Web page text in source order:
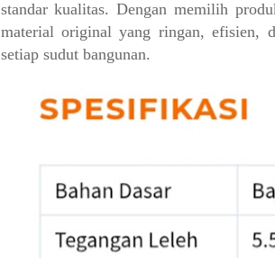
standar kualitas. Dengan memilih
material original yang ringan, efisien,
setiap sudut bangunan.